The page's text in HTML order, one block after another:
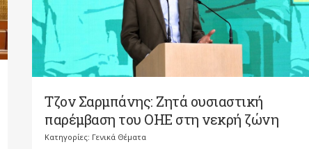
Τζον Σαρμπάνης: Ζητά ουσιαστική
παρέμβαση του ΟΗΕ στη νεκρή ζώνη
Κατηγορίες: Γενικά Θέματα